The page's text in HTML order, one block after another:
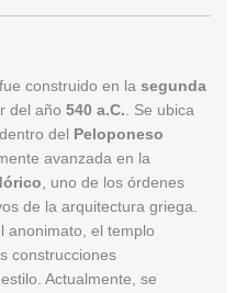
fue construido en la segunda
del año 540 a.C.. Se ubica
del Peloponeso
avanzada en la
, uno de los órdenes
de la arquitectura griega.
anonimato, el templo
construcciones
Actualmente, se